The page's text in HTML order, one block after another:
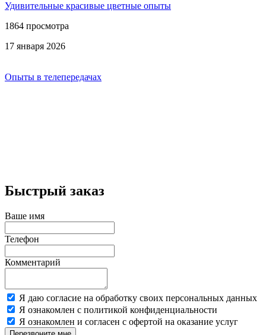
Удивительные красивые цветные опыты
1864 просмотра
17 января 2026
Опыты в телепередачах
Быстрый заказ
Ваше имя
Телефон
Комментарий
Я даю согласие на обработку своих персональных данных
Я ознакомлен с политикой конфиденциальности
Я ознакомлен и согласен с офертой на оказание услуг